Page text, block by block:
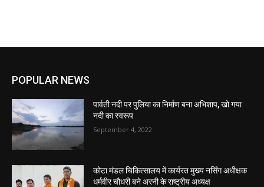
POPULAR NEWS
पार्वती नदी पर पुलिया का निर्माण बना अभिशाप, खो गया
नदी का स्वरूप
September 4, 2022
कोटा मंडल चिकित्सालय में कार्यरत मुख्य नर्सिंग अधीक्षक
धर्मवीर चौधरी बने अरनी के राष्ट्रीय अध्यक्ष